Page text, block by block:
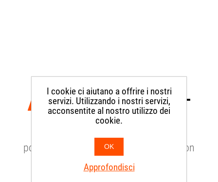
BORSA DA CAMPO SMALL
porta armi e munizioni sportivo nero con
tracolla
I cookie ci aiutano a offrire i nostri
servizi. Utilizzando i nostri servizi,
acconsentite al nostro utilizzo dei
cookie.
OK
Approfondisci